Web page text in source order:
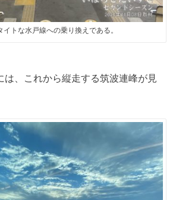
イトな水戸線への乗り換えである。
は、これから縦走する筑波連峰が見